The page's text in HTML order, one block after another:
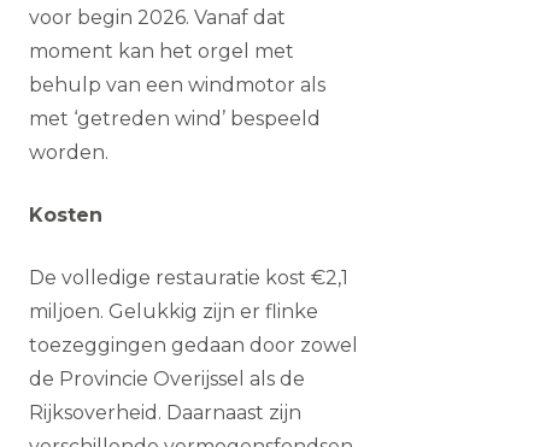
voor begin 2026. Vanaf dat
moment kan het orgel met
behulp van een windmotor als
met ‘getreden wind’ bespeeld
worden.
Kosten
De volledige restauratie kost €2,1
miljoen. Gelukkig zijn er flinke
toezeggingen gedaan door zowel
de Provincie Overijssel als de
Rijksoverheid. Daarnaast zijn